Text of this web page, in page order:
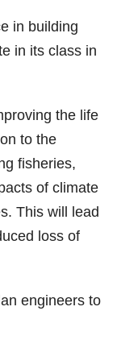
in building
in its class in
the life
to the
fisheries,
of climate
This will lead
loss of
engineers to